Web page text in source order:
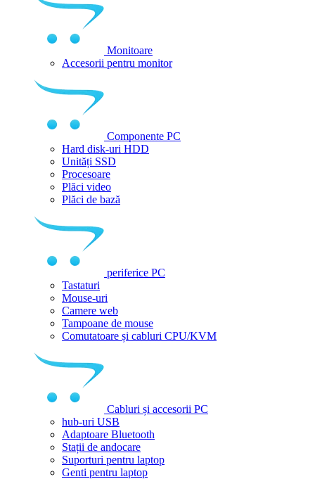
Monitoare
Accesorii pentru monitor
Componente PC
Hard disk-uri HDD
Unități SSD
Procesoare
Plăci video
Plăci de bază
periferice PC
Tastaturi
Mouse-uri
Camere web
Tampoane de mouse
Comutatoare și cabluri CPU/KVM
Cabluri și accesorii PC
hub-uri USB
Adaptoare Bluetooth
Stații de andocare
Suporturi pentru laptop
Genti pentru laptop